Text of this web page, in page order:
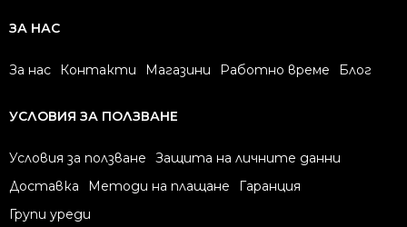
ЗА НАС
За нас Контакти Магазини Работно време Блог
УСЛОВИЯ ЗА ПОЛЗВАНЕ
Условия за ползване
Защита на личните данни
Доставка
Методи на плащане
Гаранция
Групи уреди